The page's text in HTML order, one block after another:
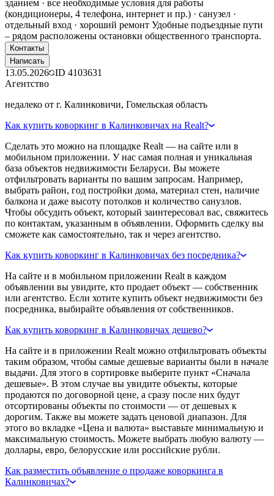
зданием · все необходимые условия для работы
(кондиционеры, 4 телефона, интернет и пр.) · санузел ·
отдельный вход · хороший ремонт Удобные подъездные пути
– рядом расположены остановки общественного транспорта.
Контакты
Написать
13.05.2026 ID 4103631
Агентство
недалеко от г. Калинковичи, Гомельская область
Как купить коворкинг в Калинковичах на Realt?
Сделать это можно на площадке Realt — на сайте или в
мобильном приложении. У нас самая полная и уникальная
база объектов недвижимости Беларуси. Вы можете
отфильтровать варианты по вашим запросам. Например,
выбрать район, год постройки дома, материал стен, наличие
балкона и даже высоту потолков и количество санузлов.
Чтобы обсудить объект, который заинтересовал вас, свяжитесь
по контактам, указанным в объявлении. Оформить сделку вы
сможете как самостоятельно, так и через агентство.
Как купить коворкинг в Калинковичах без посредника?
На сайте и в мобильном приложении Realt в каждом
объявлении вы увидите, кто продает объект — собственник
или агентство. Если хотите купить объект недвижимости без
посредника, выбирайте объявления от собственников.
Как купить коворкинг в Калинковичах дешево?
На сайте и в приложении Realt можно отфильтровать объекты
таким образом, чтобы самые дешевые варианты были в начале
выдачи. Для этого в сортировке выберите пункт «Сначала
дешевые». В этом случае вы увидите объекты, которые
продаются по договорной цене, а сразу после них будут
отсортированы объекты по стоимости — от дешевых к
дорогим. Также вы можете задать ценовой диапазон. Для
этого во вкладке «Цена и валюта» выставьте минимальную и
максимальную стоимость. Можете выбрать любую валюту —
доллары, евро, белорусские или российские рубли.
Как разместить объявление о продаже коворкинга в
Калинковичах?